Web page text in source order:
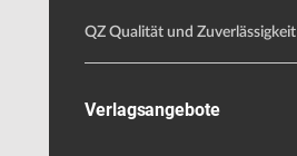
QZ Qualität und Zuverlässigkeit
Verlagsangebote